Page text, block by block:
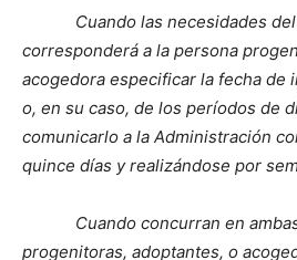
Cuando las necesidades del
corresponderá a la persona
acogedora especificar la fecha de
o, en su caso, de los períodos de
comunicarlo a la Administración
quince días y realizándose por
Cuando concurran en ambas
progenitoras, adoptantes, o